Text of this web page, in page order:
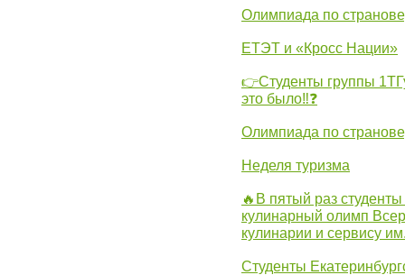
Олимпиада по
ЕТЭТ и «Кросс Нации»
👉Студенты группы
это было‼❓
Олимпиада по
Неделя туризма
🔥В пятый раз
кулинарный олимп
кулинарии и сервису
Студенты